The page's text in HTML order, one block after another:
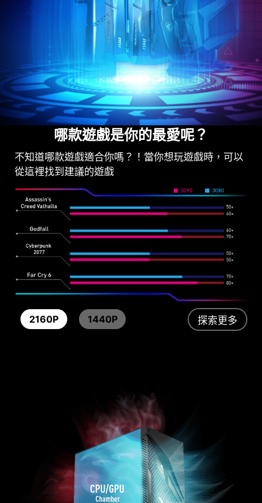
哪款遊戲是你的最愛呢？
不知道哪款遊戲適合你嗎？！當你想玩遊戲時，可以
從這裡找到建議的遊戲
2160P 1440P 探索更多